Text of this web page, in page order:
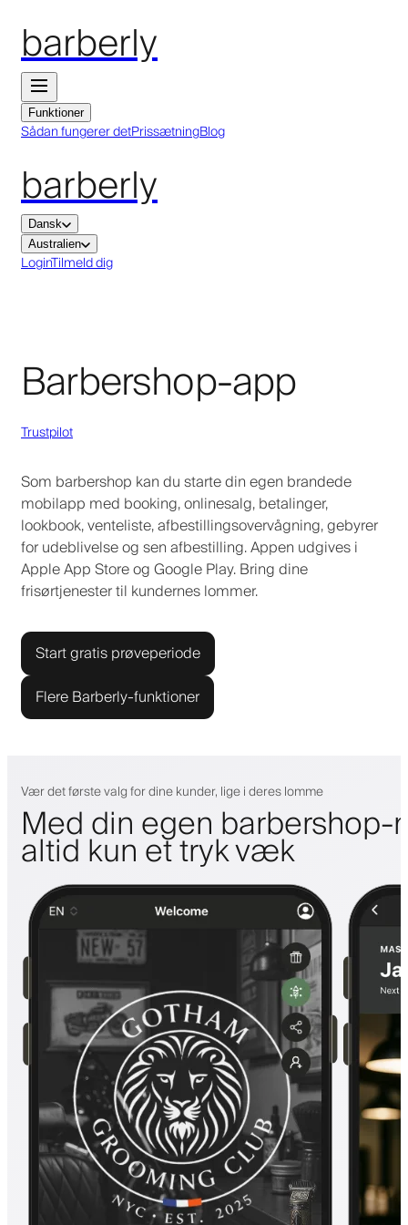
barberly
Funktioner
Sådan fungerer detPrissætningBlog
barberly
Dansk
Australien
LoginTilmeld dig
Barbershop-app
Trustpilot
Som barbershop kan du starte din egen brandede
mobilapp med booking, onlinesalg, betalinger,
lookbook, venteliste, afbestillingsovervågning, gebyrer
for udeblivelse og sen afbestilling. Appen udgives i
Apple App Store og Google Play. Bring dine
frisørtjenester til kundernes lommer.
Start gratis prøveperiode
Flere Barberly-funktioner
Vær det første valg for dine kunder, lige i deres lomme
Med din egen
altid kun et tryk væk